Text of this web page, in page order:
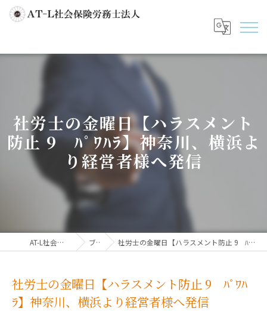
社労士の金曜日【ハラスメント
防止 9 ﾊﾟﾜﾊﾗ】神奈川、横浜よ
り経営者様へ発信
AT-L社会保険労務士法人 ブログ 社労士の金曜日【ハラスメント防止 9 ﾊﾟﾜﾊﾗ】神奈川、横浜より経営者様へ発信
社労士の金曜日【ハラスメント防止 9 ﾊﾟﾜﾊ
ﾗ】神奈川、横浜より経営者様へ発信